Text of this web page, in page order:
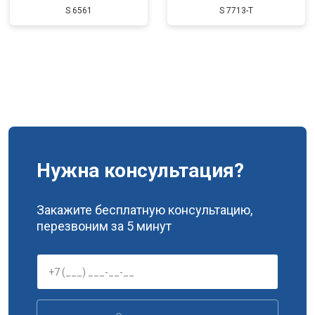
S 6561 S 7713-T
Нужна консультация?
Закажите бесплатную консультацию,
перезвоним за 5 минут